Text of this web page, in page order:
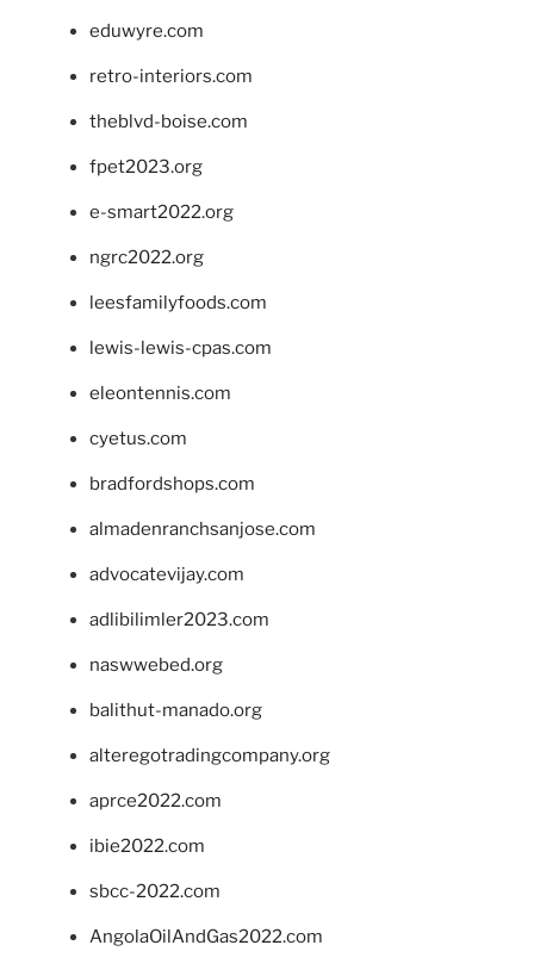
eduwyre.com
retro-interiors.com
theblvd-boise.com
fpet2023.org
e-smart2022.org
ngrc2022.org
leesfamilyfoods.com
lewis-lewis-cpas.com
eleontennis.com
cyetus.com
bradfordshops.com
almadenranchsanjose.com
advocatevijay.com
adlibilimler2023.com
naswwebed.org
balithut-manado.org
alteregotradingcompany.org
aprce2022.com
ibie2022.com
sbcc-2022.com
AngolaOilAndGas2022.com